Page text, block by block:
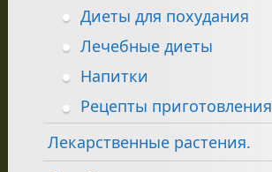
Диеты для похудания
Лечебные диеты
Напитки
Рецепты приготовления
Лекарственные растения.